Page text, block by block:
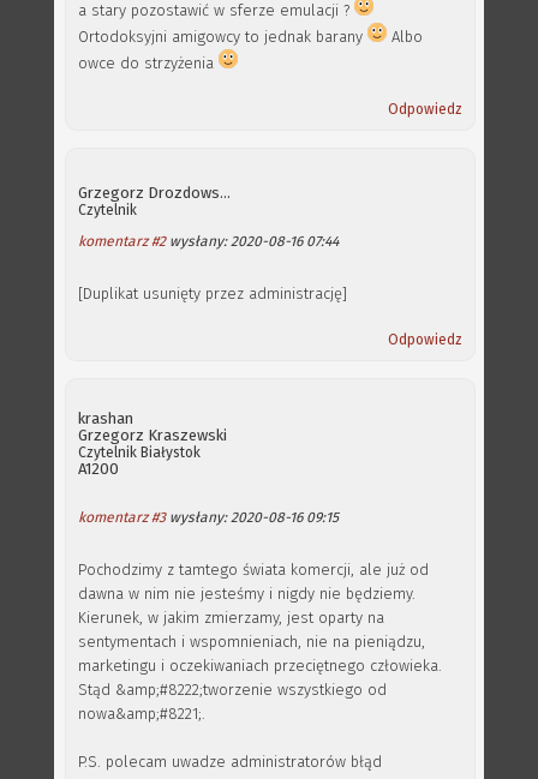
a stary pozostawić w sferze emulacji ?
Ortodoksyjni amigowcy to jednak barany
Albo
owce do strzyżenia
Odpowiedz
Grzegorz Drozdowski
Czytelnik
komentarz #2wysłany: 2020-08-16 07:44
[Duplikat usunięty przez administrację]
Odpowiedz
krashan
Grzegorz Kraszewski
Czytelnik Białystok
A1200
komentarz #3wysłany: 2020-08-16 09:15
Pochodzimy z tamtego świata komercji, ale już od
dawna w nim nie jesteśmy i nigdy nie będziemy.
Kierunek, w jakim zmierzamy, jest oparty na
sentymentach i wspomnieniach, nie na pieniądzu,
marketingu i oczekiwaniach przeciętnego człowieka.
Stąd &amp;#8222;tworzenie wszystkiego od
nowa&amp;#8221;.
P.S. polecam uwadze administratorów błąd